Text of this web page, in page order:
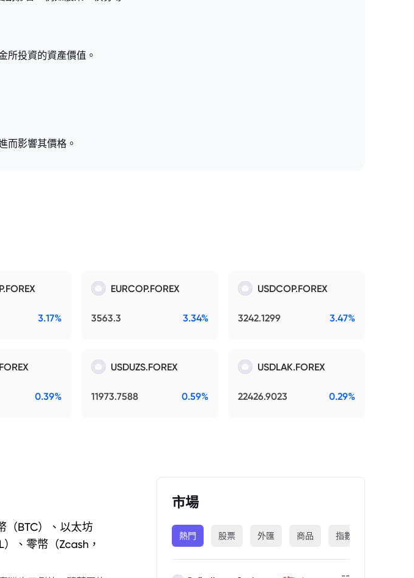
所投資的資產價值。
而影響其價格。
3.17%
EURCOP.FOREX
3563.3 3.34%
USDCOP.FOREX
3242.1299 3.47%
0.39%
USDUZS.FOREX
11973.7588 0.59%
USDLAK.FOREX
22426.9023 0.29%
（BTC）、以太坊
）、零幣（Zcash，
市場
熱門 股票 外匯 商品 指數
--